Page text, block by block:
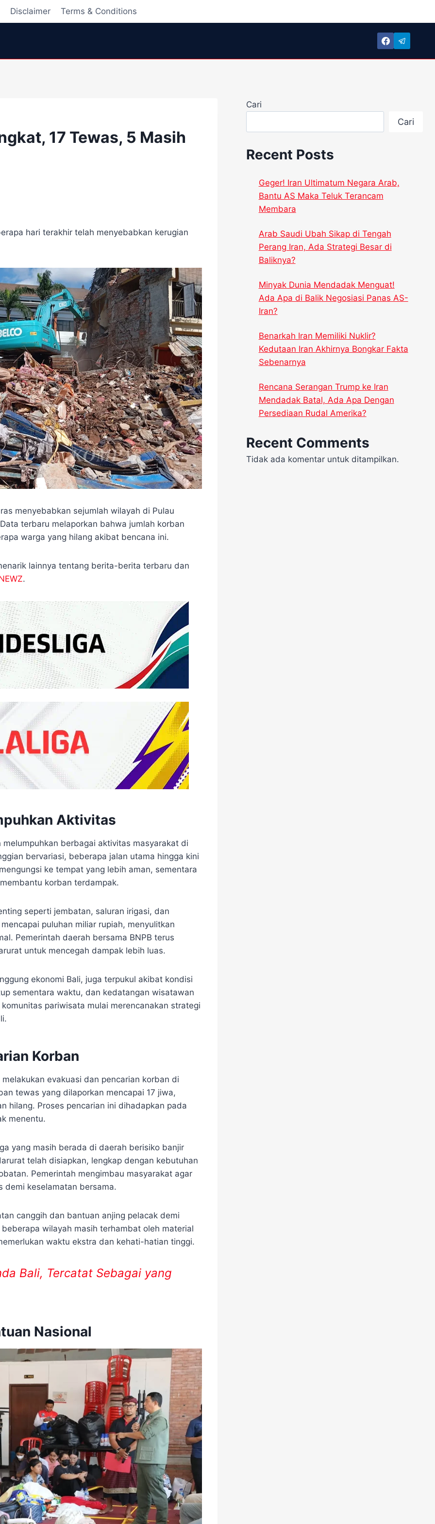
Disclaimer Terms & Conditions
17 Tewas, 5 Masih
hari terakhir telah menyebabkan kerugian
menyebabkan sejumlah wilayah di Pulau
terbaru melaporkan bahwa jumlah korban
warga yang hilang akibat bencana ini.
lainnya tentang berita-berita terbaru dan
.
Aktivitas
berbagai aktivitas masyarakat di
bervariasi, beberapa jalan utama hingga kini
ke tempat yang lebih aman, sementara
korban terdampak.
seperti jembatan, saluran irigasi, dan
puluhan miliar rupiah, menyulitkan
Pemerintah daerah bersama BNPB terus
untuk mencegah dampak lebih luas.
ekonomi Bali, juga terpukul akibat kondisi
sementara waktu, dan kedatangan wisatawan
pariwisata mulai merencanakan strategi
Korban
evakuasi dan pencarian korban di
tewas yang dilaporkan mencapai 17 jiwa,
hilang. Proses pencarian ini dihadapkan pada
menentu.
yang masih berada di daerah berisiko banjir
telah disiapkan, lengkap dengan kebutuhan
Pemerintah mengimbau masyarakat agar
demi keselamatan bersama.
canggih dan bantuan anjing pelacak demi
wilayah masih terhambat oleh material
waktu ekstra dan kehati-hatian tinggi.
Bali, Tercatat Sebagai yang
Nasional
Cari
Cari
Recent Posts
Geger! Iran Ultimatum Negara Arab,
Bantu AS Maka Teluk Terancam
Membara
Arab Saudi Ubah Sikap di Tengah
Perang Iran, Ada Strategi Besar di
Baliknya?
Minyak Dunia Mendadak Menguat!
Ada Apa di Balik Negosiasi Panas AS-
Iran?
Benarkah Iran Memiliki Nuklir?
Kedutaan Iran Akhirnya Bongkar Fakta
Sebenarnya
Rencana Serangan Trump ke Iran
Mendadak Batal, Ada Apa Dengan
Persediaan Rudal Amerika?
Recent Comments
Tidak ada komentar untuk ditampilkan.